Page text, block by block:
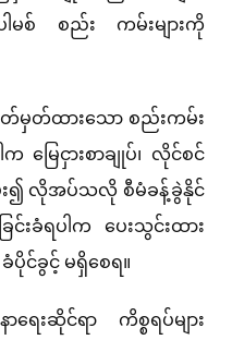
ါမစ် စည်း ကမ်းများကို
မှတ်ထားသော စည်းကမ်း
မြေငှားစာချုပ်၊ လိုင်စင်
၍ လိုအပ်သလို စီမံခန့်ခွဲနိုင်
းခံရပါက ပေးသွင်းထား
င်ခွင့် မရှိစေရ။
းဆိုင်ရာ ကိစ္စရပ်များ